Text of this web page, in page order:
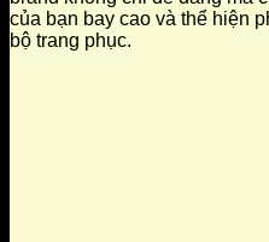
của bạn bay cao và thể hiện
bộ trang phục.